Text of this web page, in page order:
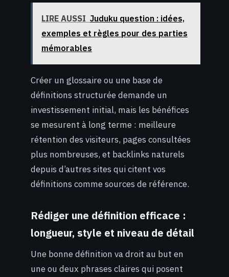
LIRE AUSSI Juduku question : idées,
exemples et règles pour des parties
mémorables
Créer un glossaire ou une base de
définitions structurée demande un
investissement initial, mais les bénéfices
se mesurent à long terme : meilleure
rétention des visiteurs, pages consultées
plus nombreuses, et backlinks naturels
depuis d’autres sites qui citent vos
définitions comme sources de référence.
Rédiger une définition efficace :
longueur, style et niveau de détail
Une bonne définition va droit au but en
une ou deux phrases claires qui posent